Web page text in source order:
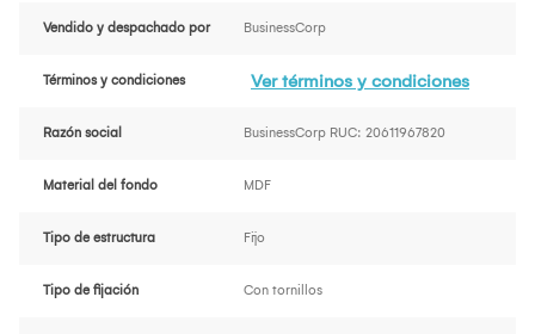
Vendido y despachado por BusinessCorp
Términos y condiciones Ver términos y condiciones
Razón social BusinessCorp RUC: 20611967820
Material del fondo MDF
Tipo de estructura Fijo
Tipo de fijación Con tornillos